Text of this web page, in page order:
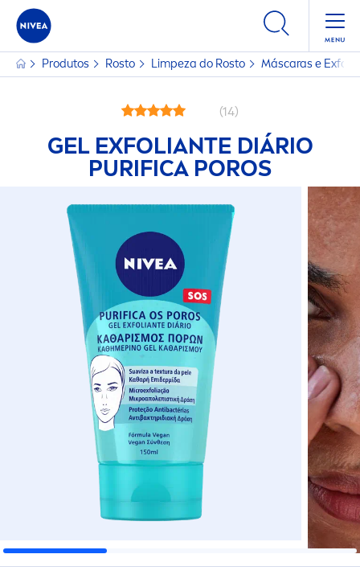
Produtos Rosto Limpeza do Rosto Máscaras e
(14)
GEL EXFOLIANTE DIÁRIO
PURIFICA POROS